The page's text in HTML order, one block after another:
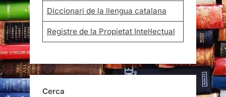
Diccionari de la llengua catalana
Registre de la Propietat Intel·lectual
Cerca